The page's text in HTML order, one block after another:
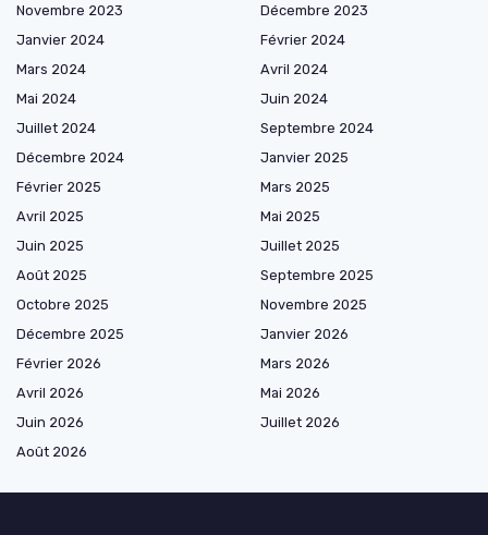
Novembre 2023
Décembre 2023
Janvier 2024
Février 2024
Mars 2024
Avril 2024
Mai 2024
Juin 2024
Juillet 2024
Septembre 2024
Décembre 2024
Janvier 2025
Février 2025
Mars 2025
Avril 2025
Mai 2025
Juin 2025
Juillet 2025
Août 2025
Septembre 2025
Octobre 2025
Novembre 2025
Décembre 2025
Janvier 2026
Février 2026
Mars 2026
Avril 2026
Mai 2026
Juin 2026
Juillet 2026
Août 2026